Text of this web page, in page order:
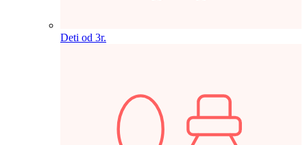
Deti od 3r.